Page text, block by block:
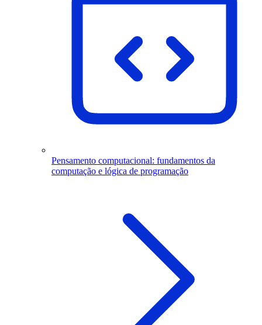
Pensamento computacional: fundamentos da
computação e lógica de programação